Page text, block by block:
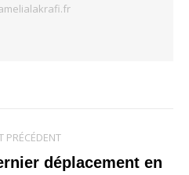
PRÉCÉDENT
déplacement en